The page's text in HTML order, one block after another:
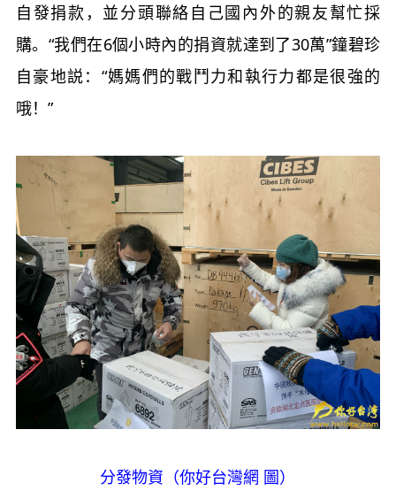
自發捐款，並分頭聯絡自己國內外的親友幫忙採
購。“我們在6個小時內的捐資就達到了30萬”鐘碧珍
自豪地説：“媽媽們的戰鬥力和執行力都是很強的
哦！”
分發物資（你好台灣網 圖）